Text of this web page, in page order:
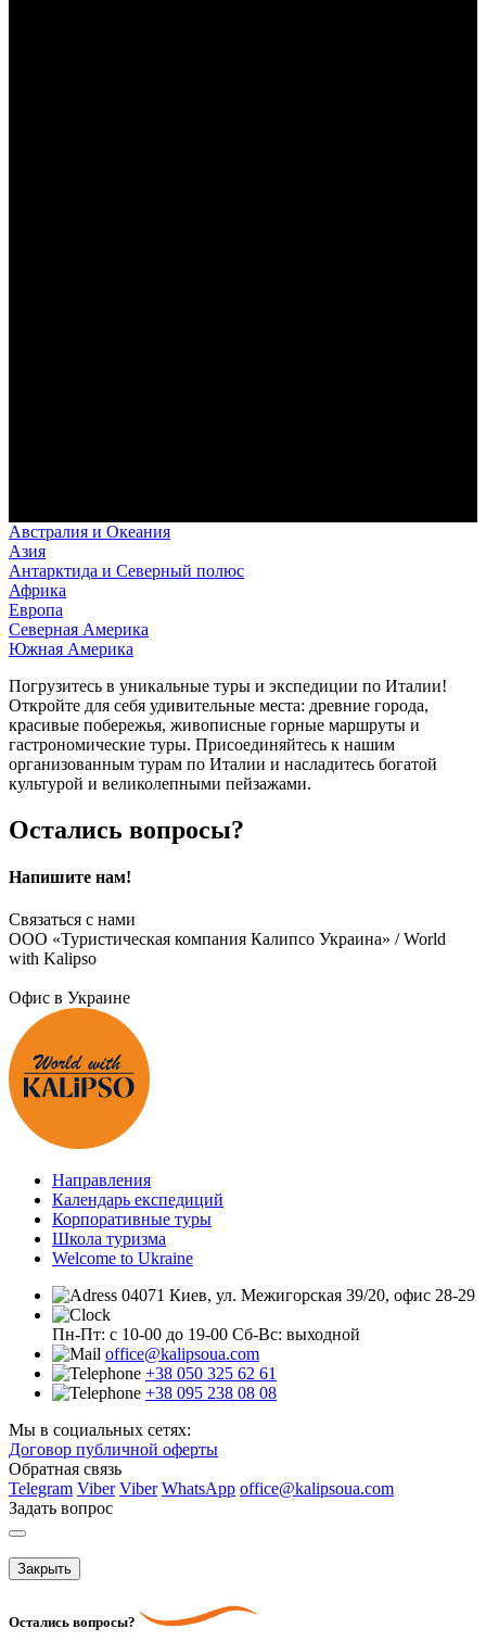
Австралия и Океания
Азия
Антарктида и Северный полюс
Африка
Европа
Северная Америка
Южная Америка
Погрузитесь в уникальные туры и экспедиции по Италии!
Откройте для себя удивительные места: древние города,
красивые побережья, живописные горные маршруты и
гастрономические туры. Присоединяйтесь к нашим
организованным турам по Италии и насладитесь богатой
культурой и великолепными пейзажами.
Остались вопросы?
Напишите нам!
Связаться с нами
ООО «Туристическая компания Калипсо Украина» / World
with Kalipso
Офис в Украине
Направления
Календарь експедиций
Корпоративные туры
Школа туризма
Welcome to Ukraine
04071 Киев, ул. Межигорская 39/20, офис 28-29
Пн-Пт: с 10-00 до 19-00 Сб-Вс: выходной
office@kalipsoua.com
+38 050 325 62 61
+38 095 238 08 08
Мы в социальных сетях:
Договор публичной оферты
Обратная связь
Telegram Viber Viber WhatsApp office@kalipsoua.com
Задать вопрос
Закрыть
Остались вопросы?